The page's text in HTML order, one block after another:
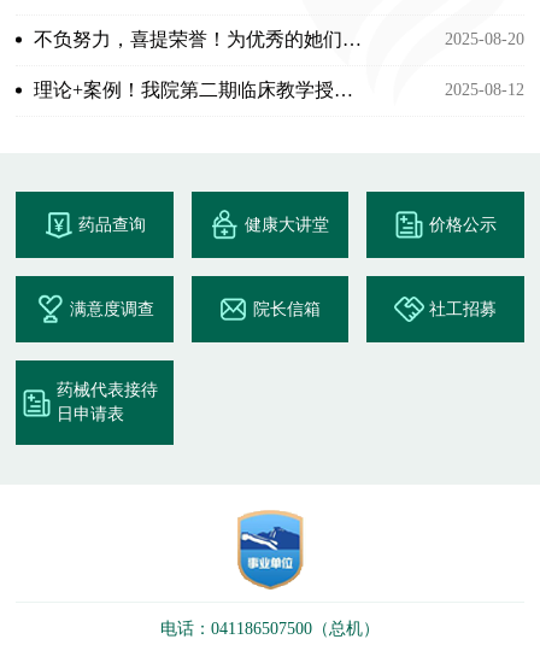
不负努力，喜提荣誉！为优秀的她们点赞！！ 2025-08-20
理论+案例！我院第二期临床教学授课聚焦骨折诊疗难点 2025-08-12
药品查询 健康大讲堂 价格公示
满意度调查 院长信箱 社工招募
药械代表接待
日申请表
电话：041186507500（总机）